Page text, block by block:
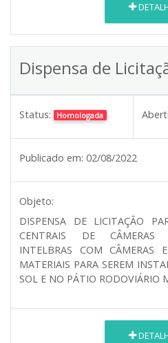
Dispensa de
Status: Homologada
Publicado em: 02/08/2022
Objeto:
DISPENSA DE LICITAÇÃO
CENTRAIS DE CÂMERAS
INTELBRAS COM CÂMERAS
MATERIAIS PARA SEREM
SOL E NO PÁTIO RODOVIÁRIO